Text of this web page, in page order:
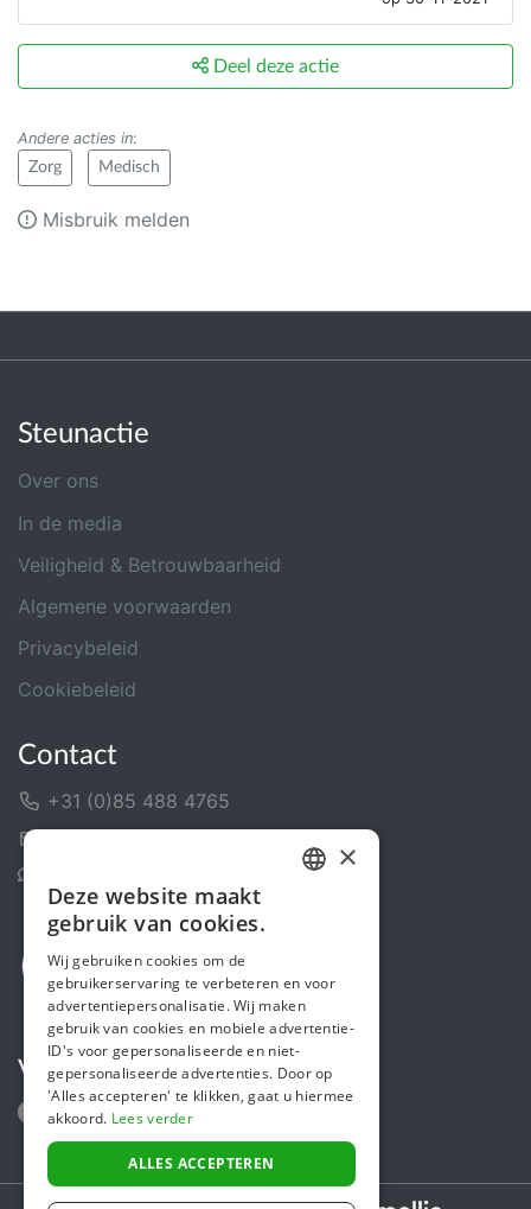
Deel deze actie
Andere acties in:
Zorg Medisch
Misbruik melden
Steunactie
Over ons
In de media
Veiligheid & Betrouwbaarheid
Algemene voorwaarden
Privacybeleid
Cookiebeleid
Contact
+31 (0)85 488 4765
Volg ons
ENGLISH
×
Deze website maakt
gebruik van cookies.
Wij gebruiken cookies om de
gebruikerservaring te verbeteren en voor
advertentiepersonalisatie. Wij maken
gebruik van cookies en mobiele advertentie-
ID's voor gepersonaliseerde en niet-
gepersonaliseerde advertenties. Door op
'Alles accepteren' te klikken, gaat u hiermee
akkoord. Lees verder
ALLES ACCEPTEREN